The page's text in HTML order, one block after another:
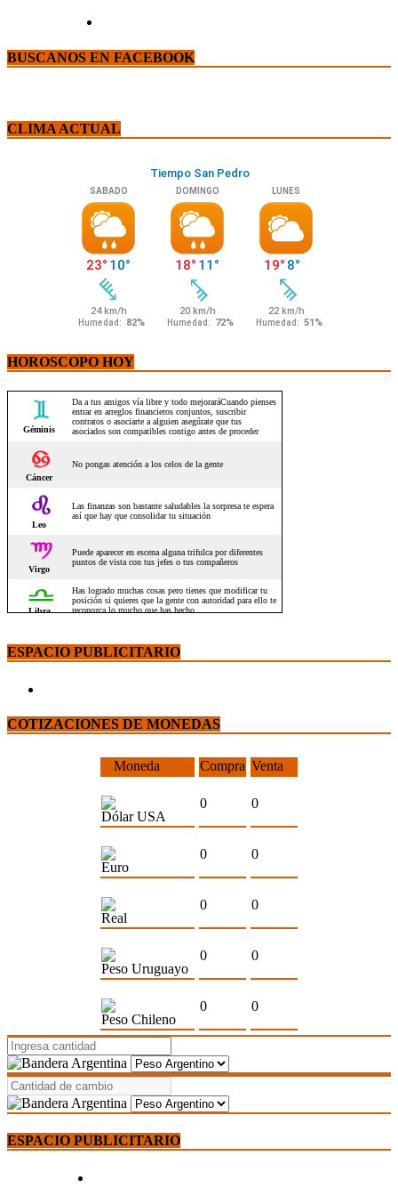
BUSCANOS EN FACEBOOK
CLIMA ACTUAL
HOROSCOPO HOY
ESPACIO PUBLICITARIO
COTIZACIONES DE MONEDAS
Moneda Compra Venta
Dólar USA
0 0
Euro
0 0
Real
0 0
Peso Uruguayo
0 0
Peso Chileno
0 0
ESPACIO PUBLICITARIO